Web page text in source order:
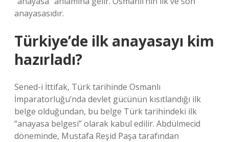
anayasasıdır.
Türkiye’de ilk anayasayı kim
hazırladı?
Sened-i İttifak, Türk tarihinde Osmanlı
İmparatorluğu’nda devlet gücünün kısıtlandığı ilk
belge olduğundan, bu belge Türk tarihindeki ilk
“anayasa belgesi” olarak kabul edilir. Abdülmecid
döneminde, Mustafa Reşid Paşa tarafından